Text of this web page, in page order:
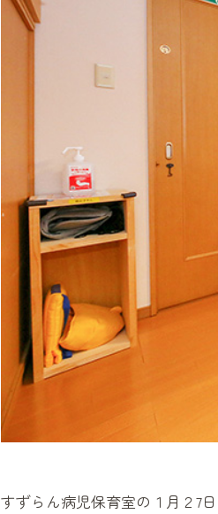
すずらん病児保育室の１月２7